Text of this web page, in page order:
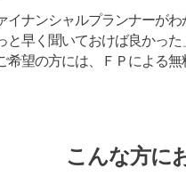
ナンシャルプランナーが
早く聞いておけば良かっ
希望の方には、ＦＰによる
こんな方に